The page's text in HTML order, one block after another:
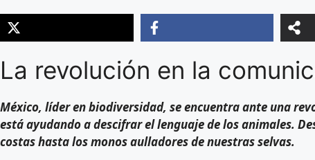
La revolución en la
México, líder en biodiversidad, se encuentra ante una
está ayudando a descifrar el lenguaje de los animales.
costas hasta los monos aulladores de nuestras selvas.